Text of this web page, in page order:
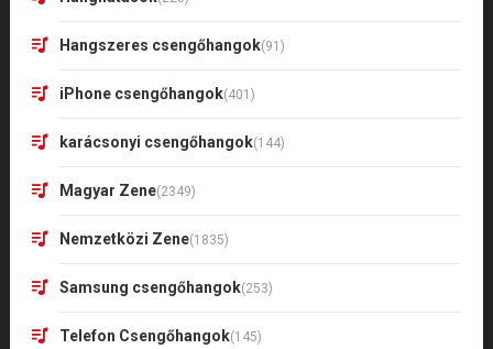
Hangszeres csengőhangok(91)
iPhone csengőhangok(401)
karácsonyi csengőhangok(144)
Magyar Zene(2349)
Nemzetközi Zene(1835)
Samsung csengőhangok(253)
Telefon Csengőhangok(145)